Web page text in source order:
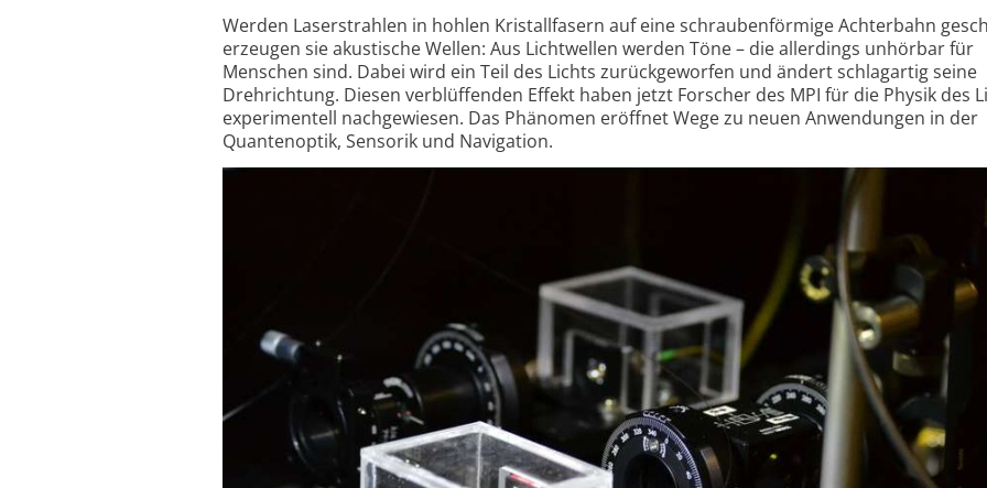
Werden Laserstrahlen in hohlen Kristall­fasern auf eine schrauben­förmige Achterbahn
erzeugen sie akustische Wellen: Aus Lichtwellen werden Töne – die allerdings unhörbar für
Menschen sind. Dabei wird ein Teil des Lichts zurück­ge­worfen und ändert schlagartig seine
Drehrichtung. Diesen verblüffenden Effekt haben jetzt Forscher des MPI für die Physik des
experi­mentell nach­ge­wiesen. Das Phänomen eröffnet Wege zu neuen Anwendungen in der
Quantenoptik, Sensorik und Navigation.